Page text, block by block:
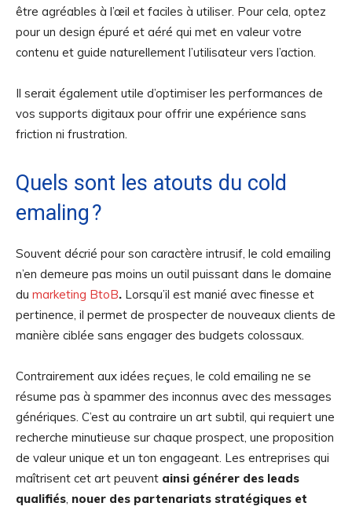
être agréables à l’œil et faciles à utiliser. Pour cela, optez
pour un design épuré et aéré qui met en valeur votre
contenu et guide naturellement l’utilisateur vers l’action.
Il serait également utile d’optimiser les performances de
vos supports digitaux pour offrir une expérience sans
friction ni frustration.
Quels sont les atouts du cold
emaling ?
Souvent décrié pour son caractère intrusif, le cold emailing
n’en demeure pas moins un outil puissant dans le domaine
du marketing BtoB. Lorsqu’il est manié avec finesse et
pertinence, il permet de prospecter de nouveaux clients de
manière ciblée sans engager des budgets colossaux.
Contrairement aux idées reçues, le cold emailing ne se
résume pas à spammer des inconnus avec des messages
génériques. C’est au contraire un art subtil, qui requiert une
recherche minutieuse sur chaque prospect, une proposition
de valeur unique et un ton engageant. Les entreprises qui
maîtrisent cet art peuvent ainsi générer des leads
qualifiés nouer des partenariats stratégiques et